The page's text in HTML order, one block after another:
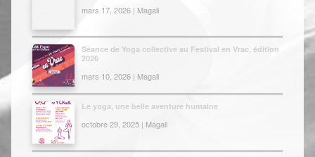
mars 17, 2026 | Magali
Séance de Yoga collective au Festival en Vrac, édition
2026
mars 10, 2026 | Magali
Le yoga, une belle aventure humaine
octobre 29, 2025 | Magali